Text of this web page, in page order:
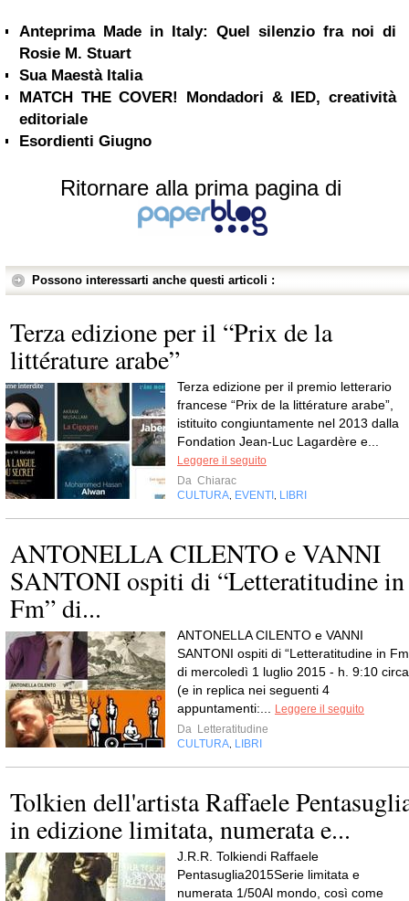
Anteprima Made in Italy: Quel silenzio fra noi di
Rosie M. Stuart
Sua Maestà Italia
MATCH THE COVER! Mondadori & IED, creatività
editoriale
Esordienti Giugno
Ritornare alla prima pagina di
Possono interessarti anche questi articoli :
Terza edizione per il “Prix de la
littérature arabe”
Terza edizione per il premio letterario
francese “Prix de la littérature arabe”,
istituito congiuntamente nel 2013 dalla
Fondation Jean-Luc Lagardère e...
Leggere il seguito
Da Chiarac
CULTURA EVENTI LIBRI
ANTONELLA CILENTO e VANNI
SANTONI ospiti di “Letteratitudine in
Fm” di...
ANTONELLA CILENTO e VANNI
SANTONI ospiti di “Letteratitudine in
di mercoledì 1 luglio 2015 - h. 9:10 circa
(e in replica nei seguenti 4
appuntamenti:...
Leggere il seguito
Da Letteratitudine
CULTURA LIBRI
Tolkien dell'artista Raffaele
in edizione limitata, numerata e...
J.R.R. Tolkiendi Raffaele
Pentasuglia2015Serie limitata e
numerata 1/50Al mondo, così come